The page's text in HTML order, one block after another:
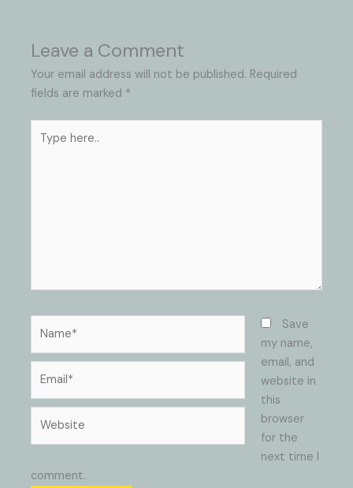
Leave a Comment
Your email address will not be published. Required
fields are marked *
here..
Save
my name,
email, and
website in
this
browser
for the
next time I
comment.